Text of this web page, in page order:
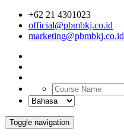
+62 21 4301023
official@pbmbkj.co.id
marketing@pbmbkj.co.id
Toggle navigation